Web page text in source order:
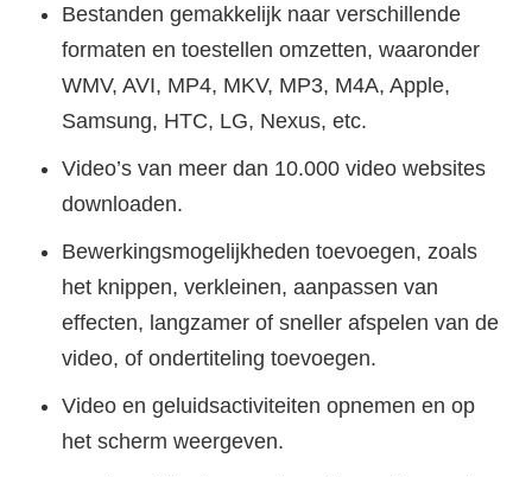
Bestanden gemakkelijk naar verschillende
formaten en toestellen omzetten, waaronder
WMV, AVI, MP4, MKV, MP3, M4A, Apple,
Samsung, HTC, LG, Nexus, etc.
Video’s van meer dan 10.000 video websites
downloaden.
Bewerkingsmogelijkheden toevoegen, zoals
het knippen, verkleinen, aanpassen van
effecten, langzamer of sneller afspelen van de
video, of ondertiteling toevoegen.
Video en geluidsactiviteiten opnemen en op
het scherm weergeven.